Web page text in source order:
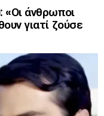
«Οι άνθρωποι
γιατί ζούσε